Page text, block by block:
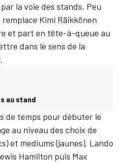
la voie des stands. Peu
remplace Kimi Räikkönen
et part en tête-à-queue au
dans le sens de la
au stand
de temps pour débuter le
au niveau des choix de
et mediums (jaunes). Lando
Hamilton puis Max